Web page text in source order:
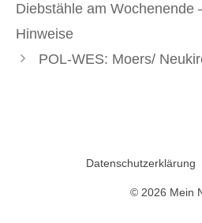
Diebstähle am Wochenende
Hinweise
POL-WES: Moers/
Datenschutzerklärung
© 2026 Mein